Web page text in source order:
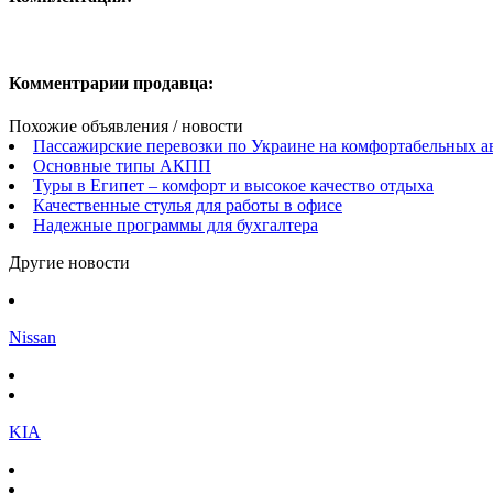
Комментрарии продавца:
Похожие объявления / новости
Пассажирские перевозки по Украине на комфортабельных
Основные типы АКПП
Туры в Египет – комфорт и высокое качество отдыха
Качественные стулья для работы в офисе
Надежные программы для бухгалтера
Другие новости
Nissan
KIA